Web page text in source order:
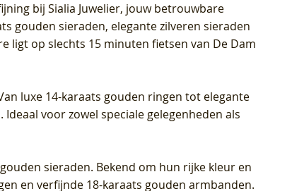
-
Blush Lab Diamonds Collier LG3014Y
- Geelgoud (14k) met Lab grown
Diamant
Blush Lab Diamonds Ring LG1029Y -
Geelgoud (14k) met Lab grown
Diamant
Blush Lab Diamonds Oorknoppen
LG7033Y – Geelgoud (14k) met Lab
grown Diamant
bij Sialia Juwelier, jouw betrouwbare
gouden sieraden, elegante zilveren sieraden
ligt op slechts 15 minuten fietsen van De Dam
luxe 14-karaats gouden ringen tot elegante
voor zowel speciale gelegenheden als
sieraden. Bekend om hun rijke kleur en
en verfijnde 18-karaats gouden armbanden.